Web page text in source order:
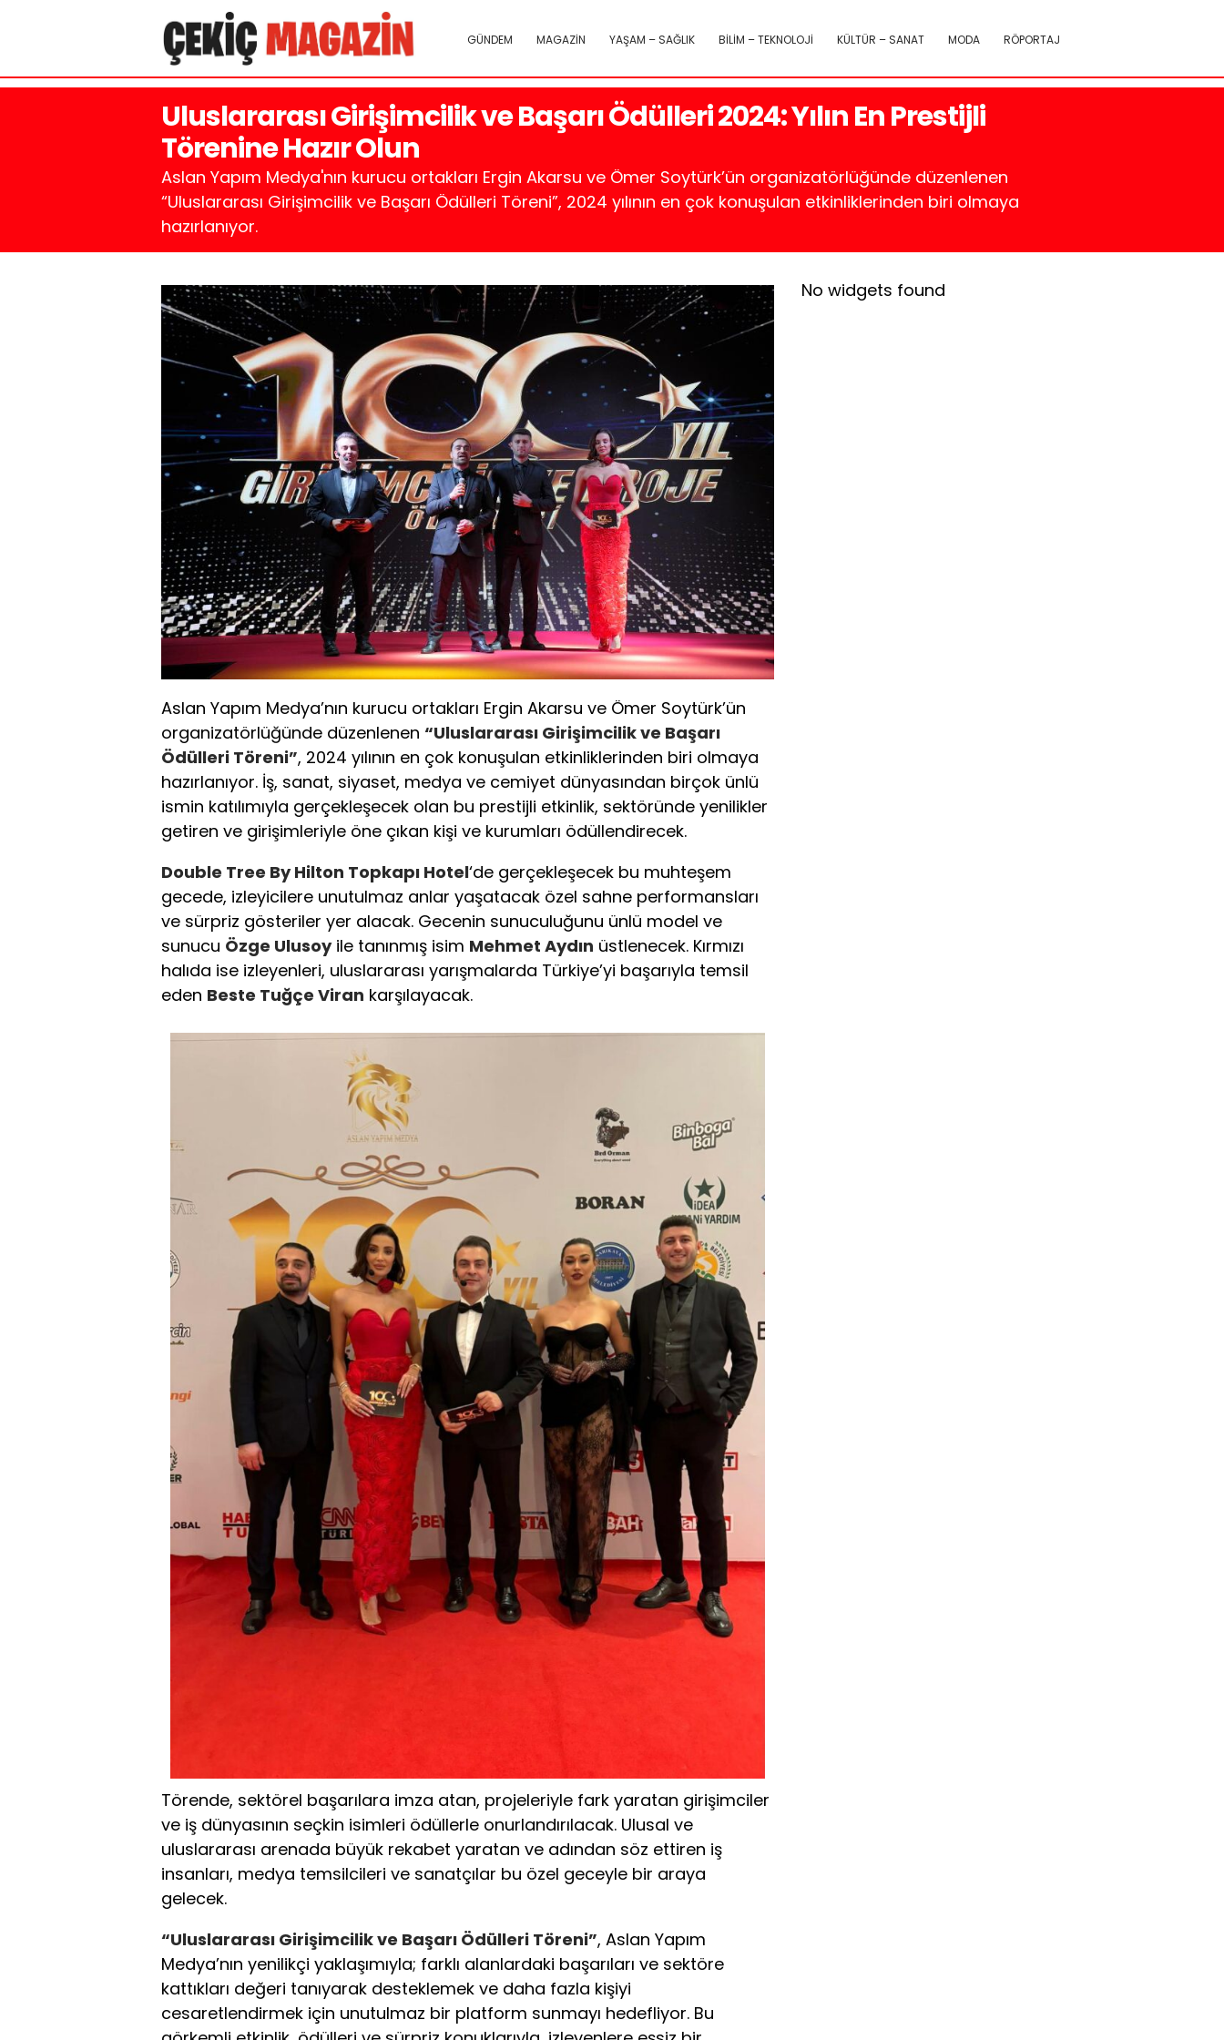
GÜNDEM MAGAZİN YAŞAM – SAĞLIK BİLİM – TEKNOLOJİ KÜLTÜR – SANAT MODA RÖPORTAJ
Uluslararası Girişimcilik ve Başarı Ödülleri 2024: Yılın En Prestijli
Törenine Hazır Olun
Aslan Yapım Medya'nın kurucu ortakları Ergin Akarsu ve Ömer Soytürk’ün organizatörlüğünde düzenlenen
“Uluslararası Girişimcilik ve Başarı Ödülleri Töreni”, 2024 yılının en çok konuşulan etkinliklerinden biri olmaya
hazırlanıyor.
Aslan Yapım Medya’nın kurucu ortakları Ergin Akarsu ve Ömer Soytürk’ün
organizatörlüğünde düzenlenen “Uluslararası Girişimcilik ve Başarı
Ödülleri Töreni”, 2024 yılının en çok konuşulan etkinliklerinden biri olmaya
hazırlanıyor. İş, sanat, siyaset, medya ve cemiyet dünyasından birçok ünlü
ismin katılımıyla gerçekleşecek olan bu prestijli etkinlik, sektöründe yenilikler
getiren ve girişimleriyle öne çıkan kişi ve kurumları ödüllendirecek.
Double Tree By Hilton Topkapı Hotel‘de gerçekleşecek bu muhteşem
gecede, izleyicilere unutulmaz anlar yaşatacak özel sahne performansları
ve sürpriz gösteriler yer alacak. Gecenin sunuculuğunu ünlü model ve
sunucu Özge Ulusoyile tanınmış isim Mehmet Aydın üstlenecek. Kırmızı
halıda ise izleyenleri, uluslararası yarışmalarda Türkiye’yi başarıyla temsil
eden Beste Tuğçe Viran karşılayacak.
Törende, sektörel başarılara imza atan, projeleriyle fark yaratan girişimciler
ve iş dünyasının seçkin isimleri ödüllerle onurlandırılacak. Ulusal ve
uluslararası arenada büyük rekabet yaratan ve adından söz ettiren iş
insanları, medya temsilcileri ve sanatçılar bu özel geceyle bir araya
gelecek.
“Uluslararası Girişimcilik ve Başarı Ödülleri Töreni”, Aslan Yapım
Medya’nın yenilikçi yaklaşımıyla; farklı alanlardaki başarıları ve sektöre
kattıkları değeri tanıyarak desteklemek ve daha fazla kişiyi
cesaretlendirmek için unutulmaz bir platform sunmayı hedefliyor. Bu
No widgets found